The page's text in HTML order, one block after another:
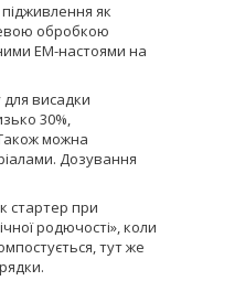
як
обробкою
ЕМ-настоями на
висадки
30%,
можна
Дозування
стартер при
родючості», коли
тут же